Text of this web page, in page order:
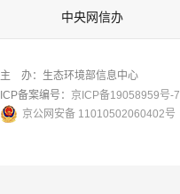
中央网信办
主 办：生态环境部信息中心
ICP备案编号： 京ICP备19058959号-7
京公网安备 11010502060402号